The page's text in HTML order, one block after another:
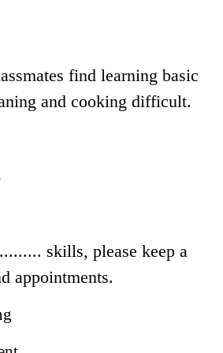
find learning basic
and cooking difficult.
skills, please keep a
appointments.